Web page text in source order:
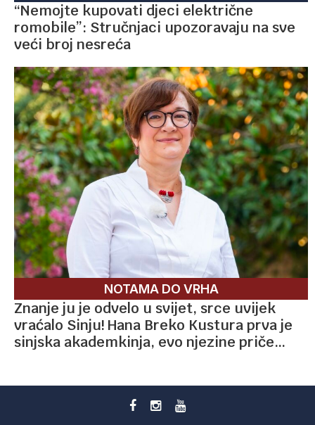
“Nemojte kupovati djeci električne
romobile”: Stručnjaci upozoravaju na sve
veći broj nesreća
NOTAMA DO VRHA
Znanje ju je odvelo u svijet, srce uvijek
vraćalo Sinju! Hana Breko Kustura prva je
sinjska akademkinja, evo njezine priče…